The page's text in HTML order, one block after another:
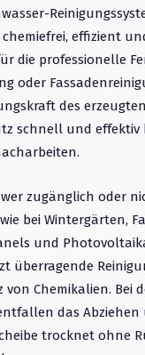
effizient
die professionelle
oder
des
schnell und effektiv
zugänglich oder
bei Wintergärten,
und
überragende
von Chemikalien. Bei
das Abziehen
trocknet ohne